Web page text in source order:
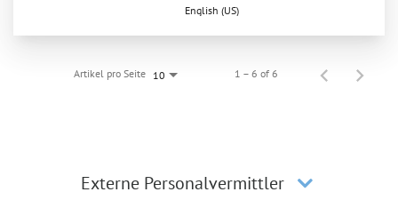
English (US)
Artikel pro Seite 10 1 – 6 of 6
Externe Personalvermittler